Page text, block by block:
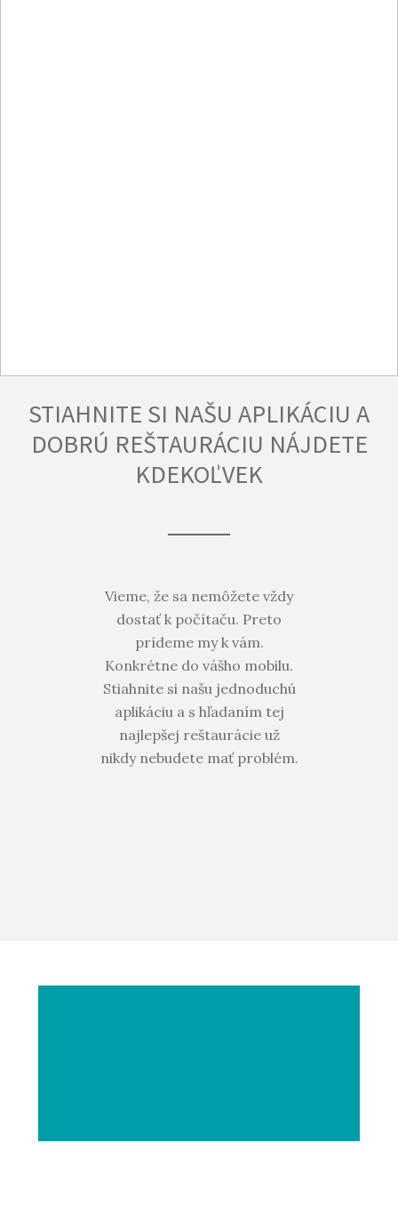
STIAHNITE SI NAŠU APLIKÁCIU A
DOBRÚ REŠTAURÁCIU NÁJDETE
KDEKOĽVEK
Vieme, že sa nemôžete vždy
dostať k počítaču. Preto
prídeme my k vám.
Konkrétne do vášho mobilu.
Stiahnite si našu jednoduchú
aplikáciu a s hľadaním tej
najlepšej reštaurácie už
nikdy nebudete mať problém.